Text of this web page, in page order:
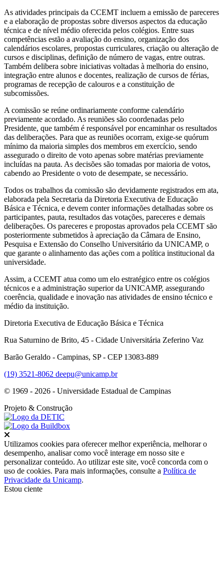
As atividades principais da CCEMT incluem a emissão de pareceres
e a elaboração de propostas sobre diversos aspectos da educação
técnica e de nível médio oferecida pelos colégios. Entre suas
competências estão a avaliação do ensino, organização dos
calendários escolares, propostas curriculares, criação ou alteração de
cursos e disciplinas, definição de número de vagas, entre outras.
Também delibera sobre iniciativas voltadas à melhoria do ensino,
integração entre alunos e docentes, realização de cursos de férias,
programas de recepção de calouros e a constituição de
subcomissões.
A comissão se reúne ordinariamente conforme calendário
previamente acordado. As reuniões são coordenadas pelo
Presidente, que também é responsável por encaminhar os resultados
das deliberações. Para que as reuniões ocorram, exige-se quórum
mínimo da maioria simples dos membros em exercício, sendo
assegurado o direito de voto apenas sobre matérias previamente
incluídas na pauta. As decisões são tomadas por maioria de votos,
cabendo ao Presidente o voto de desempate, se necessário.
Todos os trabalhos da comissão são devidamente registrados em ata,
elaborada pela Secretaria da Diretoria Executiva de Educação
Básica e Técnica, e devem conter informações detalhadas sobre os
participantes, pauta, resultados das votações, pareceres e demais
deliberações. Os pareceres e propostas aprovados pela CCEMT são
posteriormente submetidos à apreciação da Câmara de Ensino,
Pesquisa e Extensão do Conselho Universitário da UNICAMP, o
que garante o alinhamento das ações com a política institucional da
universidade.
Assim, a CCEMT atua como um elo estratégico entre os colégios
técnicos e a administração superior da UNICAMP, assegurando
coerência, qualidade e inovação nas atividades de ensino técnico e
médio da instituição.
Diretoria Executiva de Educação Básica e Técnica
Rua Saturnino de Brito, 45 - Cidade Universitária Zeferino Vaz
Barão Geraldo - Campinas, SP - CEP 13083-889
(19) 3521-8062 deepu@unicamp.br
© 1969 - 2026 - Universidade Estadual de Campinas
Projeto & Construção
Utilizamos cookies para oferecer melhor experiência, melhorar o
desempenho, analisar como você interage em nosso site e
personalizar conteúdo. Ao utilizar este site, você concorda com o
uso de cookies. Para mais informações, consulte a Política de
Privacidade da Unicamp.
Estou ciente